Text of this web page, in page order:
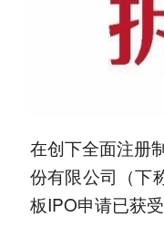
在创下全面注册
份有限公司（下
板IPO申请已获受